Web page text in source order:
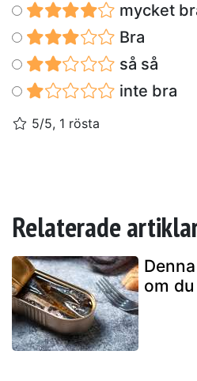
mycket
Bra
så så
inte bra
5/5, 1 rösta
Relaterade
om